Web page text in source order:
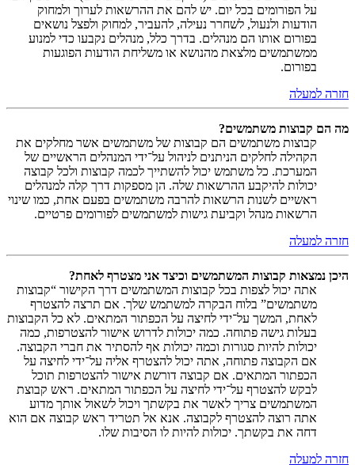
על הפורומים בכל יום. יש להם את ההרשאות לערוך ולמחוק
הודעות ולנעול, לשחרר נעילה, להעביר, למחוק ולפצל נושאים
בפורום אותו הם מנהלים. בדרך כלל, מנהלים נקבעו כדי למנוע
ממשתמשים מלצאת מהנושא או משליחת הודעות הפוגעות
בפורום.
חזרה למעלה
מה הם קבוצות משתמשים?
קבוצות משתמשים הם קבוצות של משתמשים אשר מחלקים את
הקהילה לחלקים הניתנים לניהול על־ידי המנהלים הראשיים של
המערכת. כל משתמש יכול להשתייך לכמה קבוצות ולכל קבוצה
יכולות להיקבע ההרשאות שלה. הן מספקות דרך קלה למנהלים
ראשיים לשנות הרשאות להרבה משתמשים בפעם אחת, כמו שינוי
הרשאות מנהל וקביעת גישות למשתמשים לפורומים פרטיים.
חזרה למעלה
היכן נמצאות קבוצות המשתמשים וכיצד אני מצטרף לאחת?
אתה יכול לצפות בכל קבוצות המשתמשים דרך הקישור “קבוצות
משתמשים” בלוח הבקרה למשתמש שלך. אם תרצה להצטרף
לאחת, המשך על־ידי לחיצה על הכפתור המתאים. לא כל הקבוצות
בעלות גישה פתוחה. כמה יכולות לדרוש אישור להצטרפות, כמה
יכולות להיות סגורות וכמה יכולות אף להסתיר את חברי הקבוצה.
אם הקבוצה פתוחה, אתה יכול להצטרף אליה על־ידי לחיצה על
הכפתור המתאים. אם קבוצה דורשת אישור להצטרפות תוכל
לבקש להצטרף על־ידי לחיצה על הכפתור המתאים. ראש קבוצת
המשתמשים צריך לאשר את בקשתך ויכול לשאול אותך מדוע
אתה רוצה להצטרף לקבוצה. אנא אל תטריד ראש קבוצה אם הוא
דחה את בקשתך. יכולות להיות לו הסיבות שלו.
חזרה למעלה